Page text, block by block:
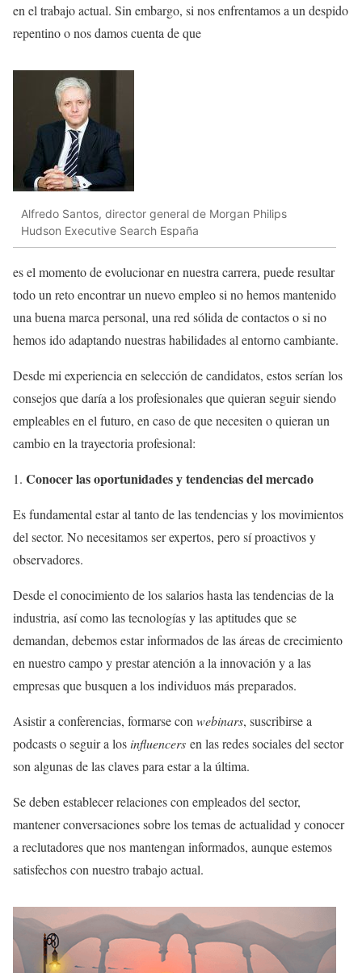
en el trabajo actual. Sin embargo, si nos enfrentamos a un despido
repentino o nos damos cuenta de que
Alfredo Santos, director general de Morgan Philips
Hudson Executive Search España
es el momento de evolucionar en nuestra carrera, puede resultar
todo un reto encontrar un nuevo empleo si no hemos mantenido
una buena marca personal, una red sólida de contactos o si no
hemos ido adaptando nuestras habilidades al entorno cambiante.
Desde mi experiencia en selección de candidatos, estos serían los
consejos que daría a los profesionales que quieran seguir siendo
empleables en el futuro, en caso de que necesiten o quieran un
cambio en la trayectoria profesional:
Conocer las oportunidades y tendencias del mercado
Es fundamental estar al tanto de las tendencias y los movimientos
del sector. No necesitamos ser expertos, pero sí proactivos y
observadores.
Desde el conocimiento de los salarios hasta las tendencias de la
industria, así como las tecnologías y las aptitudes que se
demandan, debemos estar informados de las áreas de crecimiento
en nuestro campo y prestar atención a la innovación y a las
empresas que busquen a los individuos más preparados.
Asistir a conferencias, formarse conwebinars, suscribirse a
podcasts o seguir a los influencers en las redes sociales del sector
son algunas de las claves para estar a la última.
Se deben establecer relaciones con empleados del sector,
mantener conversaciones sobre los temas de actualidad y conocer
a reclutadores que nos mantengan informados, aunque estemos
satisfechos con nuestro trabajo actual.